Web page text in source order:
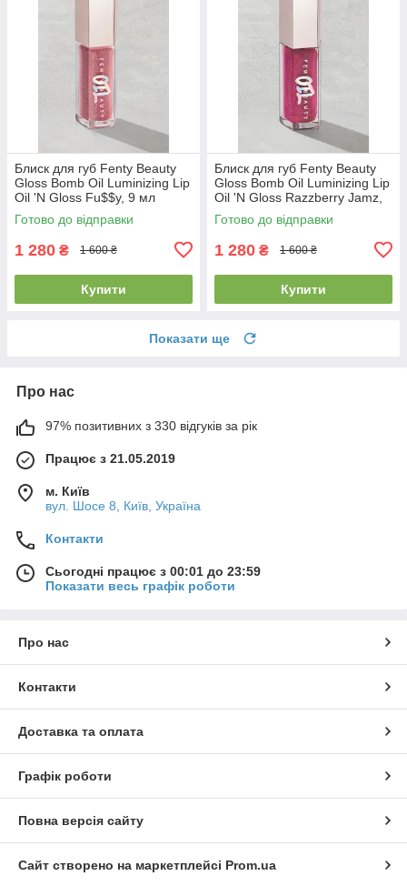
Блиск для губ Fenty Beauty
Gloss Bomb Oil Luminizing Lip
Oil 'N Gloss Fu$$y, 9 мл
Готово до відправки
1 280 ₴ 1 600 ₴
Купити
Блиск для губ Fenty Beauty
Gloss Bomb Oil Luminizing Lip
Oil 'N Gloss Razzberry Jamz,
9 мл
Готово до відправки
1 280 ₴ 1 600 ₴
Купити
Показати ще
Про нас
97% позитивних з 330 відгуків за рік
Працює з 21.05.2019
м. Київ
вул. Шосе 8, Київ, Україна
Контакти
Сьогодні працює з 00:01 до 23:59
Показати весь графік роботи
Про нас
Контакти
Доставка та оплата
Графік роботи
Повна версія сайту
Сайт створено на маркетплейсі Prom.ua